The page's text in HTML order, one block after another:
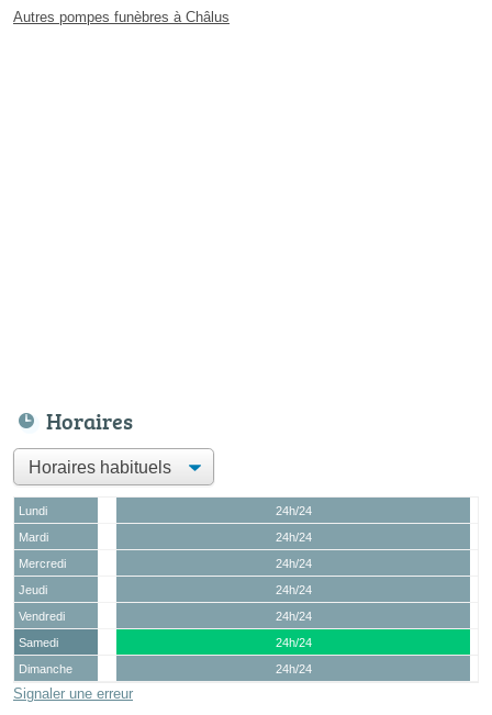
Autres pompes funèbres à Châlus
Horaires
Lundi
24h/24
Mardi
24h/24
Mercredi
24h/24
Jeudi
24h/24
Vendredi
24h/24
Samedi
24h/24
Dimanche
24h/24
Signaler une erreur